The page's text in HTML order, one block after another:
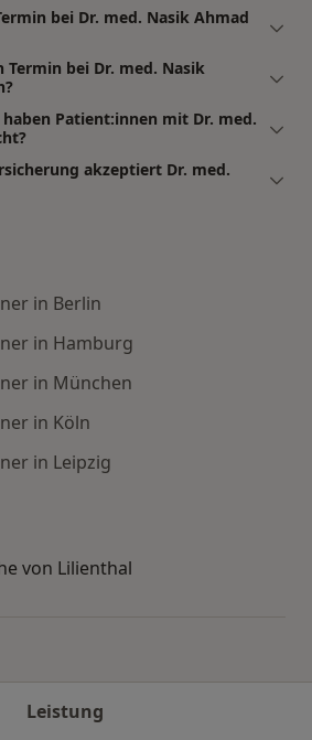
bei Dr. med. Nasik Ahmad
Termin bei Dr. med. Nasik
Patient:innen mit Dr. med.
akzeptiert Dr. med.
in Berlin
in Hamburg
in München
in Köln
in Leipzig
von Lilienthal
Leistung